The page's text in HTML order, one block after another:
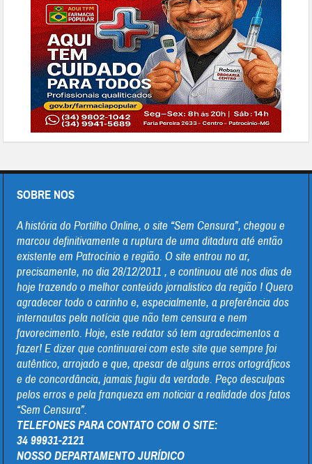
SOBRE NOS
A história do Portilho Online, o site “Sem Censura”, chegou e
marcou definitivamente a ruptura de uma ditadura até então
existente em Patrocínio e região. O site entrou no ar,
precisamente, no dia 28/12/2011 , e continuou até nos dias de
hoje trazendo o melhor conteúdo jornalistico da região ! Quero
agradecer todo o carinho e, especialmente, a preferência dos
internautas pela notícia que não tem censura e nem
favorecimento. Hoje, este redator só tem agradecimentos a
fazer! E dizer que continuarei com este site que sempre foi
autêntico, arrojado e que, apesar de alguns erros ortográficos
e de concordância, jamais fugiu da verdade. Peço desculpas
pelos erros e pela franqueza em noticiar a realidade dos fatos
“Sem Censura”.
TELEFONES PARA CONTATO COM O SITE:
34 99931-2121
NOSSO DEPARTAMENTO JURÍDICO